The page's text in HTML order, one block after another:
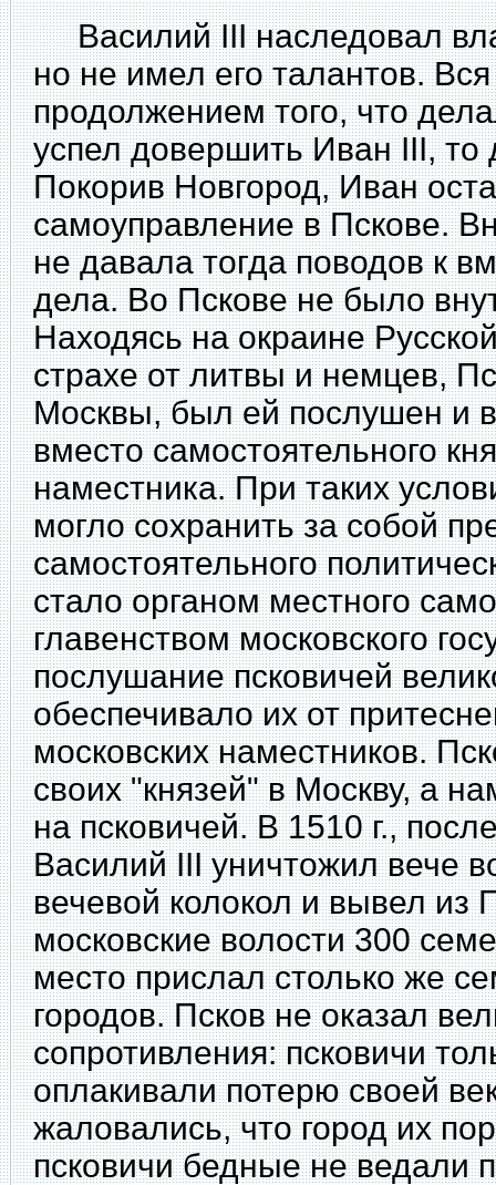
Василий III наследовал
но не имел его талантов.
продолжением того, что
успел довершить Иван III, то
Покорив Новгород, Иван
самоуправление в Пскове.
не давала тогда поводов к
дела. Во Пскове не было
Находясь на окраине
страхе от литвы и немцев,
Москвы, был ей послушен и
вместо самостоятельного
наместника. При таких
могло сохранить за собой
самостоятельного
стало органом местного
главенством московского
послушание псковичей
обеспечивало их от
московских наместников.
своих "князей" в Москву, а
на псковичей. В 1510 г.,
Василий III уничтожил вече
вечевой колокол и вывел из
московские волости 300
место прислал столько же
городов. Псков не оказал
сопротивления: псковичи
оплакивали потерю своей
жаловались, что город их
псковичи бедные не ведали